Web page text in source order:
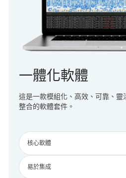
一體化軟體
這是一款模組化、高效、可靠、
整合的軟體套件。
核心軟體
易於集成